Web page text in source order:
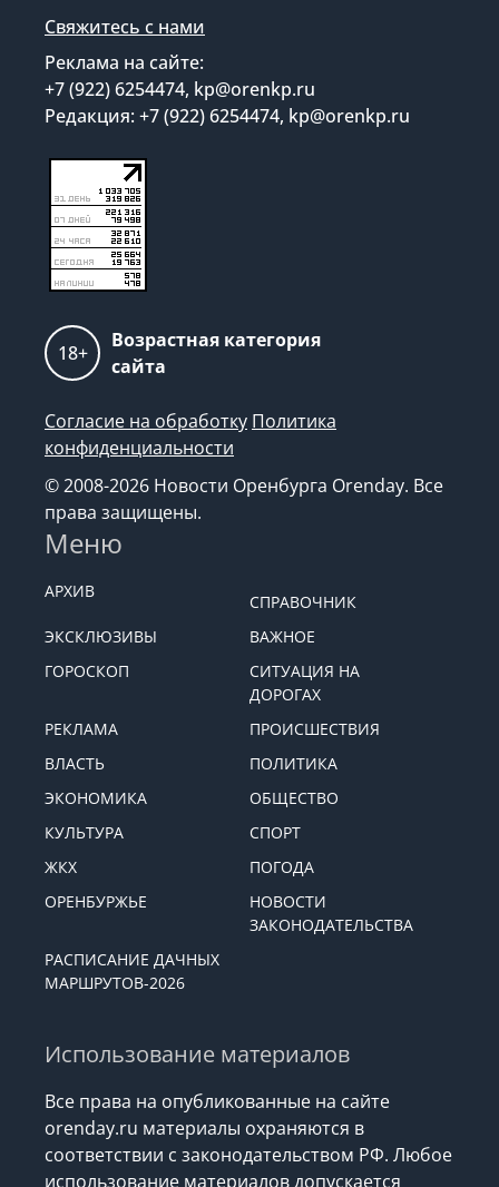
Свяжитесь с нами
Реклама на сайте:
+7 (922) 6254474, kp@orenkp.ru
Редакция: +7 (922) 6254474, kp@orenkp.ru
18+
Возрастная категория
сайта
Согласие на обработку Политика
конфиденциальности
© 2008-2026 Новости Оренбурга Orenday. Все
права защищены.
Меню
АРХИВ
СПРАВОЧНИК
ЭКСКЛЮЗИВЫ
ВАЖНОЕ
ГОРОСКОП
СИТУАЦИЯ НА
ДОРОГАХ
РЕКЛАМА
ПРОИСШЕСТВИЯ
ВЛАСТЬ
ПОЛИТИКА
ЭКОНОМИКА
ОБЩЕСТВО
КУЛЬТУРА
СПОРТ
ЖКХ
ПОГОДА
ОРЕНБУРЖЬЕ
НОВОСТИ
ЗАКОНОДАТЕЛЬСТВА
РАСПИСАНИЕ ДАЧНЫХ
МАРШРУТОВ-2026
Использование материалов
Все права на опубликованные на сайте
orenday.ru материалы охраняются в
соответствии с законодательством РФ. Любое
использование материалов допускается